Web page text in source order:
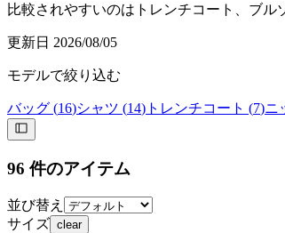
比較されやすいのはトレンチコート、ブル
更新日 2026/08/05
モデルで絞り込む
バッグ (16)シャツ (14) トレンチコート (7)ニ
96 件のアイテム
並び替え
サイズ clear